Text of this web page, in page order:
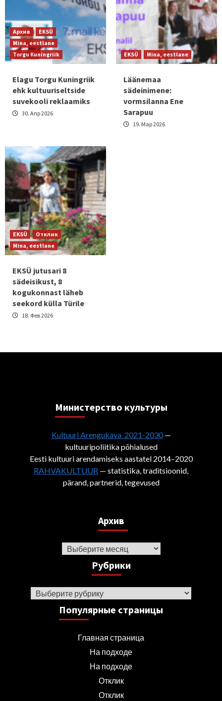
Архив
EKSÜ
Mina, eestlane
Torgu Kuningriik
Elagu Torgu Kuningriik
ehk kultuuriseltside
suvekooli reklaamiks
30. Апр 2026
EKSÜ Mina, eestlane
Läänemaa
sädeinimene:
vormsilanna Ene
Sarapuu
19. Мар 2026
EKSÜ
Отклик
Mina, eestlane
EKSÜ jutusari 8
sädeisikust, 8
kogukonnast läheb
seekord külla Türile
18. Фев 2026
Министерствo культуры
Kultuuri Arengukava 2021-2030—
kultuuripoliitika põhialused
Eesti kultuuri arendamiseks aastatel 2014–2020
RAHVAKULTUUR — statistika, traditsioonid,
pärand, partnerid, tegevused
Архив
Архив
Рубрики
Рубрики
Популярные страницы
Главная страница
На подходе
На подходе
Отклик
Отклик